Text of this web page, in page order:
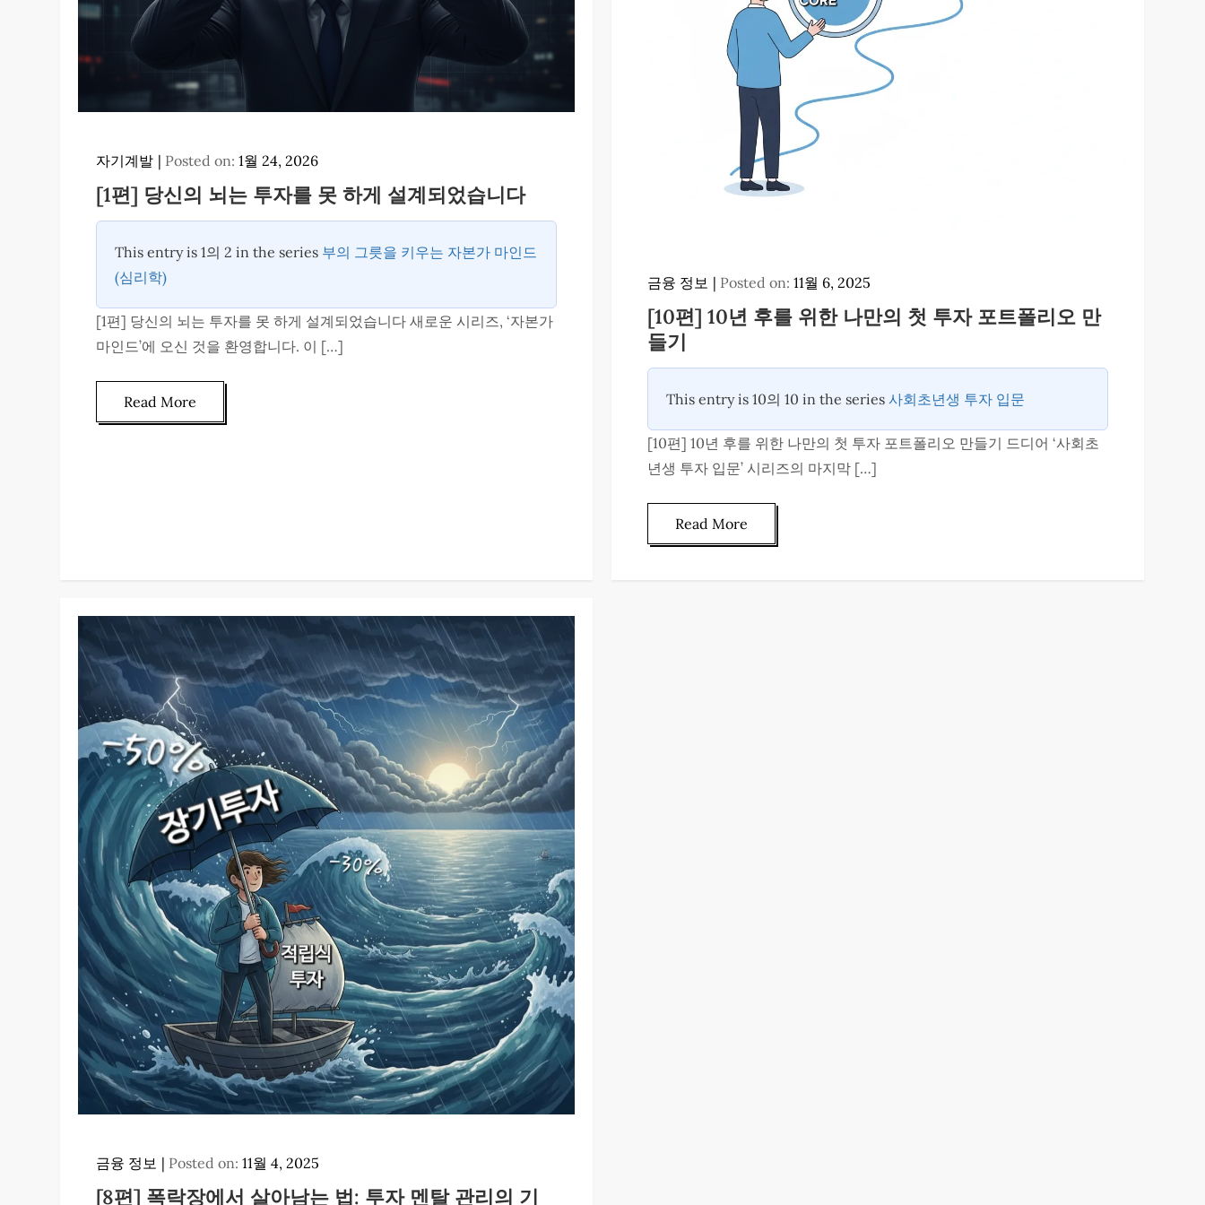
자기계발 Posted on:1월 24, 2026
[1편] 당신의 뇌는 투자를 못 하게 설계되었습니다
This entry is 1의 2 in the series 부의 그릇을 키우는 자본가 마인드
(심리학)
[1편] 당신의 뇌는 투자를 못 하게 설계되었습니다 새로운 시리즈, ‘자본가
마인드’에 오신 것을 환영합니다. 이 […]
Read More
금융 정보 Posted on: 11월 6, 2025
[10편] 10년 후를 위한 나만의 첫 투자 포트폴리오 만
들기
This entry is 10의 10 in the series 사회초년생 투자 입문
[10편] 10년 후를 위한 나만의 첫 투자 포트폴리오 만들기 드디어 ‘사회초
년생 투자 입문’ 시리즈의 마지막 […]
Read More
금융 정보 Posted on:11월 4, 2025
[8편] 폭락장에서 살아남는 법: 투자 멘탈 관리의 기